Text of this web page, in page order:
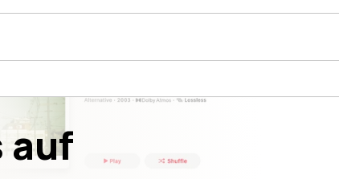
auf